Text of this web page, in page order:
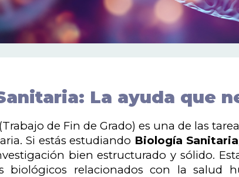
La ayuda que
de Fin de Grado) es una de las
Si estás estudiando Biología Sanitaria
bien estructurado y sólido.
biológicos relacionados con la salud